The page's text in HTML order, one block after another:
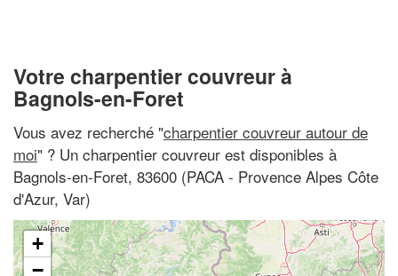
Votre charpentier couvreur à
Bagnols-en-Foret
Vous avez recherché "charpentier couvreur autour de
moi" ? Un charpentier couvreur est disponibles à
Bagnols-en-Foret, 83600 (PACA - Provence Alpes Côte
d'Azur, Var)
+
−